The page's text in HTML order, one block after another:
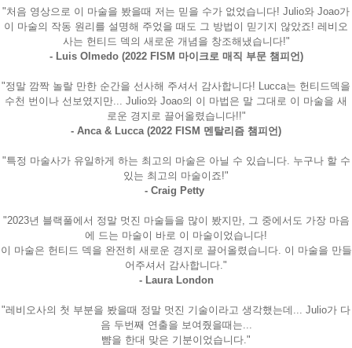
"처음 영상으로 이 마술을 봤을때 저는 믿을 수가 없었습니다! Julio와 Joao가
이 마술의 작동 원리를 설명해 주었을 때도 그 방법이 믿기지 않았죠! 레비오
사는 헌티드 덱의 새로운 개념을 창조해냈습니다!"
- Luis Olmedo (2022 FISM 마이크로 매직 부문 챔피언)
"정말 깜짝 놀랄 만한 순간을 선사해 주셔서 감사합니다! Lucca는 헌티드덱을
수천 번이나 선보였지만... Julio와 Joao의 이 마법은 말 그대로 이 마술을 새
로운 경지로 끌어올렸습니다!!"
- Anca & Lucca (2022 FISM 멘탈리즘 챔피언)
"특정 마술사가 유일하게 하는 최고의 마술은 아닐 수 있습니다. 누구나 할 수
있는 최고의 마술이죠!"
- Craig Petty
"2023년 블랙풀에서 정말 멋진 마술들을 많이 봤지만, 그 중에서도 가장 마음
에 드는 마술이 바로 이 마술이었습니다!
이 마술은 헌티드 덱을 완전히 새로운 경지로 끌어올렸습니다. 이 마술을 만들
어주셔서 감사합니다."
- Laura London
"레비오사의 첫 부분을 봤을때 정말 멋진 기술이라고 생각했는데... Julio가 다
음 두번째 연출을 보여줬을때는...
뺨을 한대 맞은 기분이었습니다."